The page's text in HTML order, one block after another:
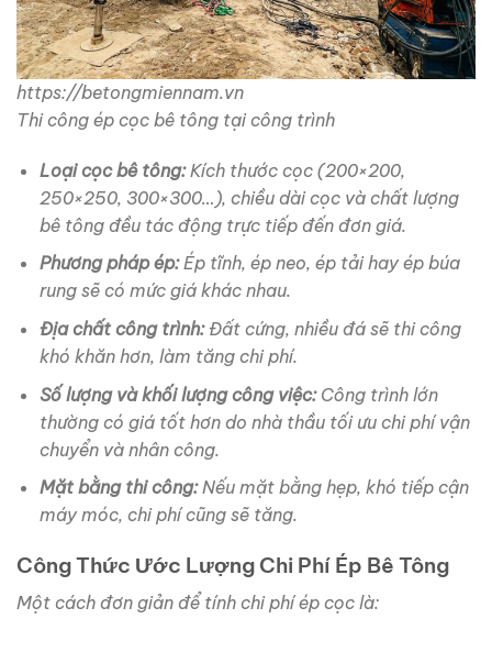
https://betongmiennam.vn
Thi công ép cọc bê tông tại công trình
Loại cọc bê tông:Kích thước cọc (200×200,
250×250, 300×300…), chiều dài cọc và chất lượng
bê tông đều tác động trực tiếp đến đơn giá.
Phương pháp ép:Ép tĩnh, ép neo, ép tải hay ép búa
rung sẽ có mức giá khác nhau.
Địa chất công trình:Đất cứng, nhiều đá sẽ thi công
khó khăn hơn, làm tăng chi phí.
Số lượng và khối lượng công việc:Công trình lớn
thường có giá tốt hơn do nhà thầu tối ưu chi phí vận
chuyển và nhân công.
Mặt bằng thi công:Nếu mặt bằng hẹp, khó tiếp cận
máy móc, chi phí cũng sẽ tăng.
Công Thức Ước Lượng Chi Phí Ép Bê Tông
Một cách đơn giản để tính chi phí ép cọc là: